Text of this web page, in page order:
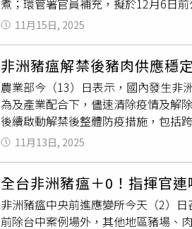
標示，並集中存放於化製專區委由具
設有24小時高畫質監控系統，隨時可
具，目前已委請律師針對此項不實指
究到底，捍衛清白。
爆發疫情，關鍵疫調資訊錯漏不一，
措施合計高達新臺幣21億餘元，重創
委員葉宜津、蔡崇義、賴振昌提案
中市政府非洲豬瘟災害應變中心（下
一，遭2位獸醫師（佐）公開抨擊政
之案場消毒，影響對於案例場病毒是
續指，被彈劾人陳宏益為臺中市環保
稽查結果均合格、近3年稽查24次均
煮；嗣於公告禁止廚餘養豬之初，指
符堆肥規範，且恐加劇疫情傳播，重
市動保處組長，負有審核豬隻傳染病
死亡，且數量已逾化製警示標準，連
人林儒良處長知悉上情，因循敷衍，
煮；環管署官員補充，擬於12月6日
方政府許可。依環境部統計，全國日
餘養豬戶蒸煮設備規模要與飼養頭數
副署長林左祥表示，擬修正「一般廢
說，為防止養豬戶在廚餘養豬未開放
餘。台中市長盧秀燕14日在議會備詢
或其他城市若走上這條路，一定要給
業者轉型，是一個龐大的工程，市
模大，須兼顧後續配套措施，明確之
反對開放廚餘養豬，將在12月4日北
煮，也將與豬農充分溝通。
11月15日, 2025
非洲豬瘟解禁後豬肉供應
農業部今（13）日表示，國內發生非
為及產業配合下，儘速清除疫情及解
後續啟動解禁後整體防疫措施，包括
採樣及回溯來源牧場監測、每日化製車
作業及全面宣導教育。農業部再次
封後推動毛豬產銷調節措施，每週定
訂定每日上市頭數，每日滾動調整毛
解禁後全國肉品市場交易秩序恢復良
11月13日, 2025
全台非洲豬瘟＋0！指揮官
非洲豬瘟中央前進應變所今天（2）
前除台中案例場外，其他地區豬場、